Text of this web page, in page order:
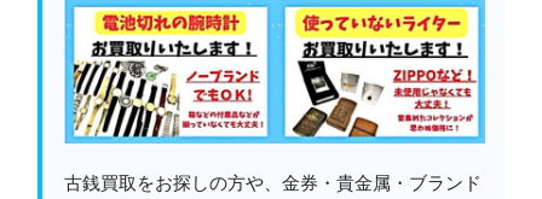
古銭買取をお探しの方や、金券・貴金属・ブランド